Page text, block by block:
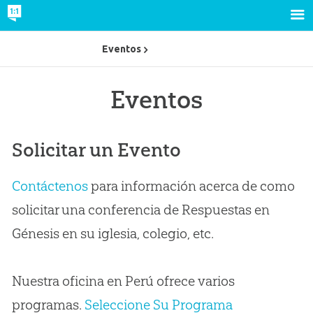
Eventos
Solicitar un Evento
Contáctenospara información acerca de como
solicitar una conferencia de Respuestas en
Génesis en su iglesia, colegio, etc.
Nuestra oficina en Perú ofrece varios
programas. Seleccione Su Programa
Eventos